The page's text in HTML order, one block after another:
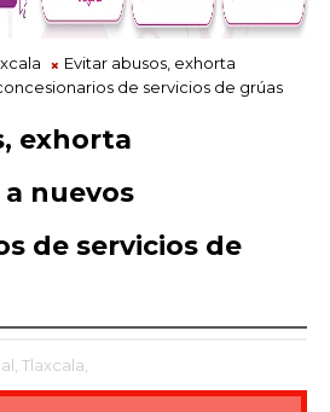
Evitar abusos, exhorta
de servicios de grúas
exhorta
nuevos
de servicios de
Tlaxcala,